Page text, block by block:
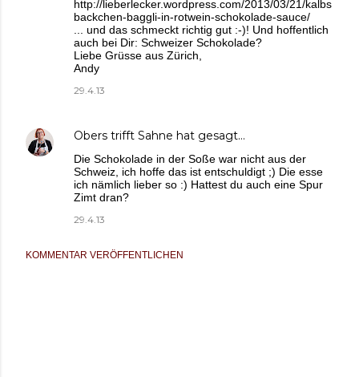
http://lieberlecker.wordpress.com/2013/03/21/kalbs
backchen-baggli-in-rotwein-schokolade-sauce/
... und das schmeckt richtig gut :-)! Und hoffentlich
auch bei Dir: Schweizer Schokolade?
Liebe Grüsse aus Zürich,
Andy
29.4.13
Obers trifft Sahne hat gesagt…
Die Schokolade in der Soße war nicht aus der
Schweiz, ich hoffe das ist entschuldigt ;) Die esse
ich nämlich lieber so :) Hattest du auch eine Spur
Zimt dran?
29.4.13
KOMMENTAR VERÖFFENTLICHEN